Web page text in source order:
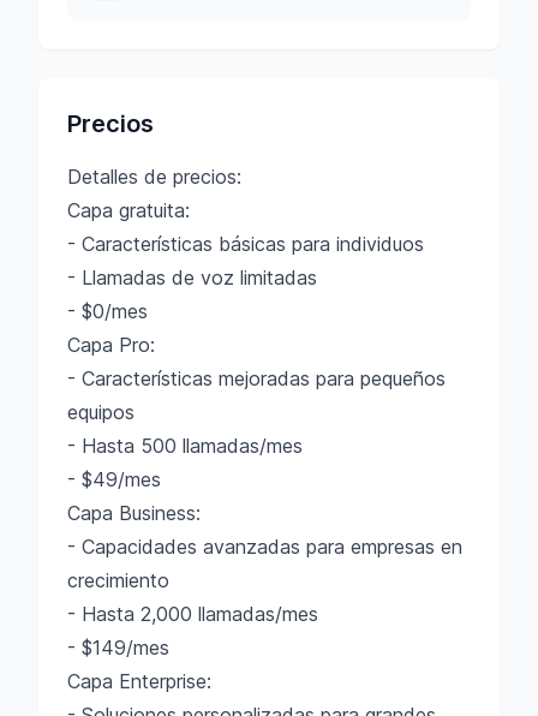
Precios
Detalles de precios:
Capa gratuita:
- Características básicas para individuos
- Llamadas de voz limitadas
- $0/mes
Capa Pro:
- Características mejoradas para pequeños
equipos
- Hasta 500 llamadas/mes
- $49/mes
Capa Business:
- Capacidades avanzadas para empresas en
crecimiento
- Hasta 2,000 llamadas/mes
- $149/mes
Capa Enterprise: